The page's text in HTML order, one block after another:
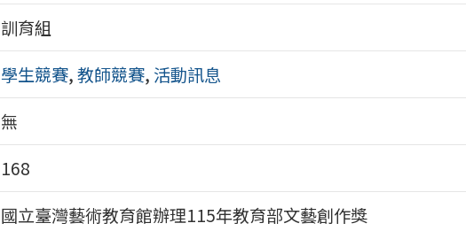
訓育組
學生競賽,教師競賽, 活動訊息
無
168
國立臺灣藝術教育館辦理115年教育部文藝創作獎